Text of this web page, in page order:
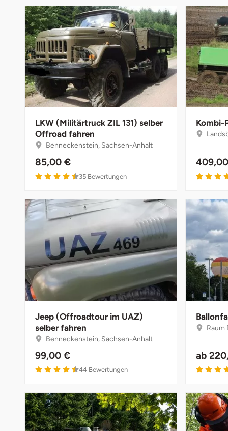
LKW (Militärtruck ZIL 131) selber
Offroad fahren
Benneckenstein, Sachsen-Anhalt
85,00 €
35 Bewertungen
Kombi-
Jeep (Offroadtour im UAZ)
selber fahren
Benneckenstein, Sachsen-Anhalt
99,00 €
44 Bewertungen
Raum
ab
Fürth
Geiselwind
Gelnhausen
Gera
Göppingen
Halle
Hamburg
Hanau
Hannover
Haßfurt
Heidelberg
Heidenheim
Heilbronn
Heldburg